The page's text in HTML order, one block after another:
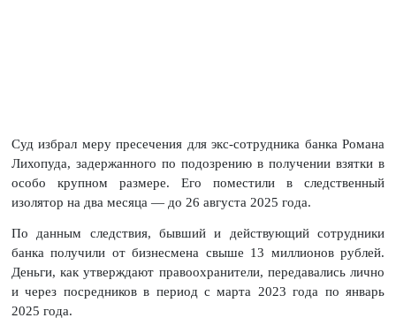
Суд избрал меру пресечения для экс-сотрудника банка Романа
Лихопуда, задержанного по подозрению в получении взятки в
особо крупном размере. Его поместили в следственный
изолятор на два месяца — до 26 августа 2025 года.
По данным следствия, бывший и действующий сотрудники
банка получили от бизнесмена свыше 13 миллионов рублей.
Деньги, как утверждают правоохранители, передавались лично
и через посредников в период с марта 2023 года по январь
2025 года.